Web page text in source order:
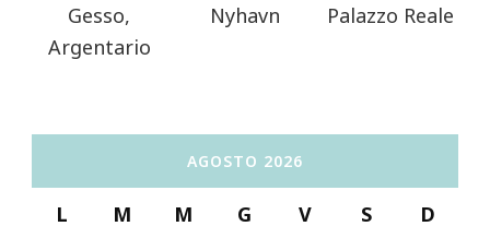
Gesso,
Argentario
Nyhavn
Palazzo Reale
AGOSTO 2026
L M M G V S D